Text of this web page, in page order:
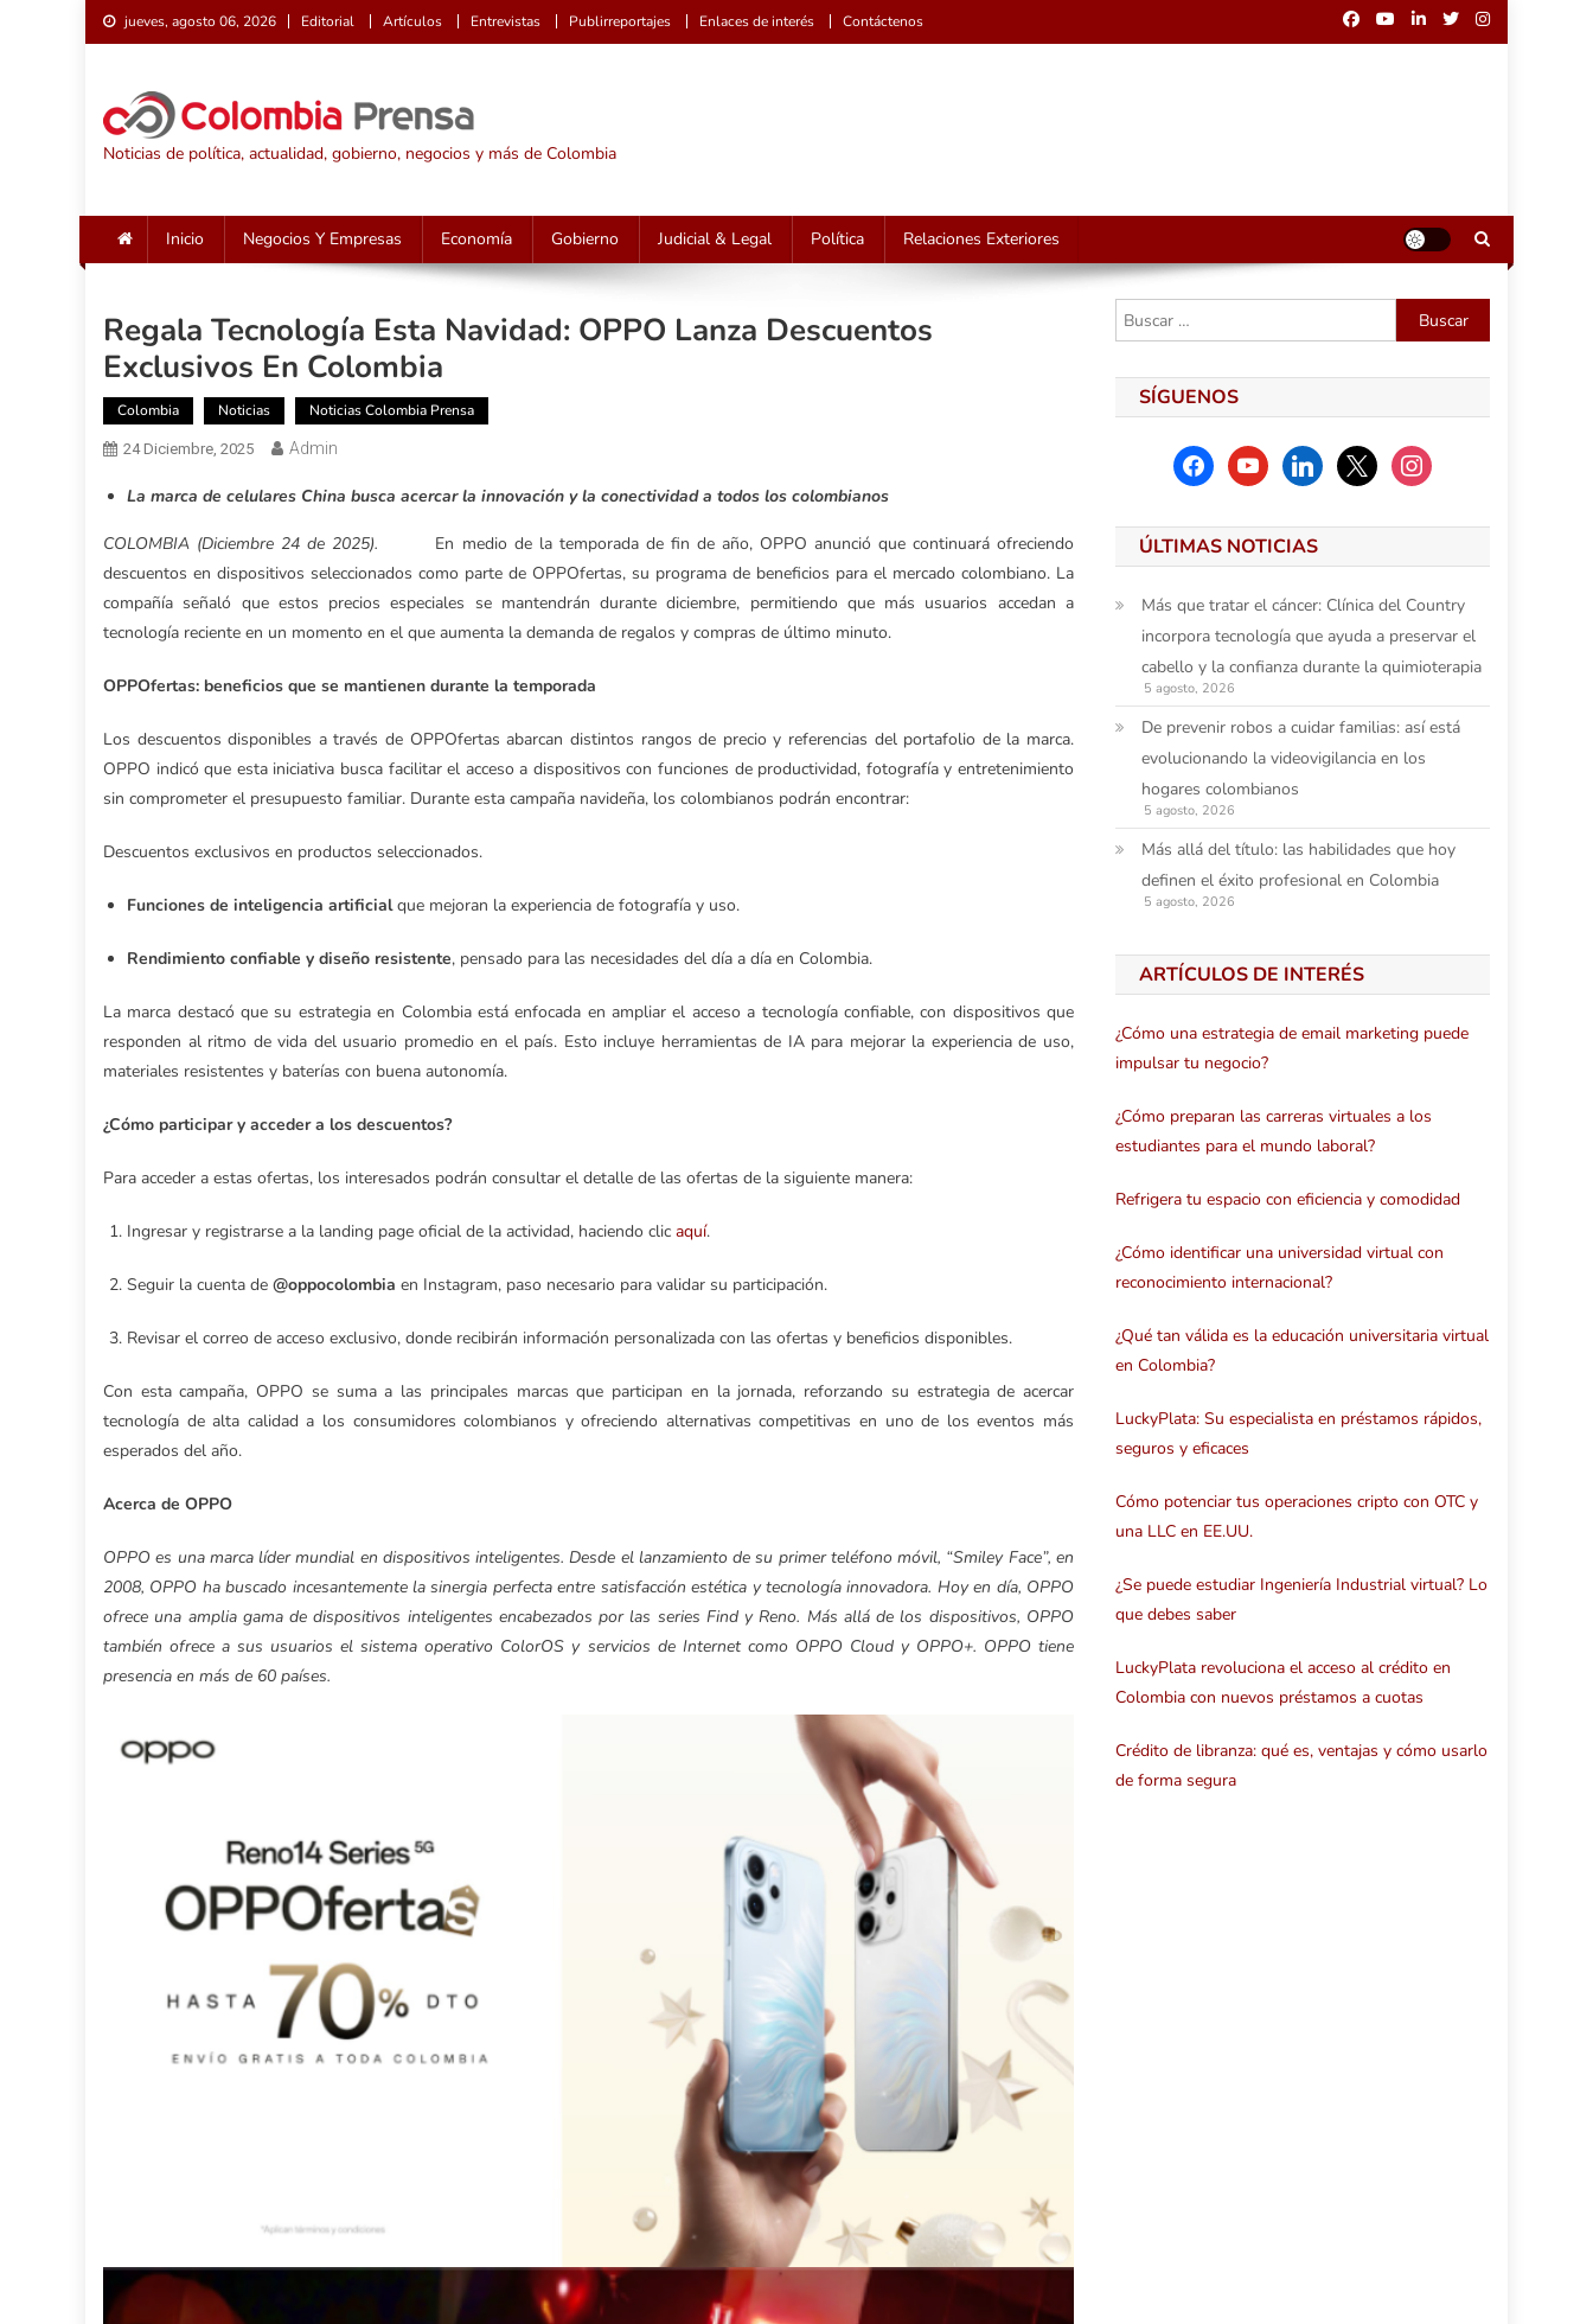
Saltar
al
jueves, agosto 06, 2026 Editorial Artículos Entrevistas Publirreportajes Enlaces de interés Contáctenos
Noticias de política, actualidad, gobierno, negocios y más de Colombia
Inicio Negocios Y Empresas Economía Gobierno Judicial & Legal Política Relaciones Exteriores
Regala Tecnología Esta Navidad: OPPO Lanza Descuentos
Exclusivos En Colombia
Colombia Noticias Noticias Colombia Prensa
24 Diciembre, 2025 Admin
La marca de celulares China busca acercar la innovación y la conectividad a todos los colombianos
COLOMBIA (Diciembre 24 de 2025). En medio de la temporada de fin de año, OPPO anunció que continuará ofreciendo
descuentos en dispositivos seleccionados como parte de OPPOfertas, su programa de beneficios para el mercado colombiano. La
compañía señaló que estos precios especiales se mantendrán durante diciembre, permitiendo que más usuarios accedan a
tecnología reciente en un momento en el que aumenta la demanda de regalos y compras de último minuto.
OPPOfertas: beneficios que se mantienen durante la temporada
Los descuentos disponibles a través de OPPOfertas abarcan distintos rangos de precio y referencias del portafolio de la marca.
OPPO indicó que esta iniciativa busca facilitar el acceso a dispositivos con funciones de productividad, fotografía y entretenimiento
sin comprometer el presupuesto familiar. Durante esta campaña navideña, los colombianos podrán encontrar:
Descuentos exclusivos en productos seleccionados.
Funciones de inteligencia artificialque mejoran la experiencia de fotografía y uso.
Rendimiento confiable y diseño resistente, pensado para las necesidades del día a día en Colombia.
La marca destacó que su estrategia en Colombia está enfocada en ampliar el acceso a tecnología confiable, con dispositivos que
responden al ritmo de vida del usuario promedio en el país. Esto incluye herramientas de IA para mejorar la experiencia de uso,
materiales resistentes y baterías con buena autonomía.
¿Cómo participar y acceder a los descuentos?
Para acceder a estas ofertas, los interesados podrán consultar el detalle de las ofertas de la siguiente manera:
Ingresar y registrarse a la landing page oficial de la actividad, haciendo clic aquí.
Seguir la cuenta de @oppocolombia en Instagram, paso necesario para validar su participación.
Revisar el correo de acceso exclusivo, donde recibirán información personalizada con las ofertas y beneficios disponibles.
Con esta campaña, OPPO se suma a las principales marcas que participan en la jornada, reforzando su estrategia de acercar
tecnología de alta calidad a los consumidores colombianos y ofreciendo alternativas competitivas en uno de los eventos más
esperados del año.
Acerca de OPPO
OPPO es una marca líder mundial en dispositivos inteligentes. Desde el lanzamiento de su primer teléfono móvil, “Smiley Face”, en
2008, OPPO ha buscado incesantemente la sinergia perfecta entre satisfacción estética y tecnología innovadora. Hoy en día, OPPO
ofrece una amplia gama de dispositivos inteligentes encabezados por las series Find y Reno. Más allá de los dispositivos, OPPO
también ofrece a sus usuarios el sistema operativo ColorOS y servicios de Internet como OPPO Cloud y OPPO+. OPPO tiene
presencia en más de 60 países.
Buscar:
SÍGUENOS
facebookyoutubelinkedinx instagram
ÚLTIMAS NOTICIAS
Más que tratar el cáncer: Clínica del Country
incorpora tecnología que ayuda a preservar el
cabello y la confianza durante la quimioterapia
5 agosto, 2026
De prevenir robos a cuidar familias: así está
evolucionando la videovigilancia en los
hogares colombianos
5 agosto, 2026
Más allá del título: las habilidades que hoy
definen el éxito profesional en Colombia
5 agosto, 2026
ARTÍCULOS DE INTERÉS
¿Cómo una estrategia de email marketing puede
impulsar tu negocio?
¿Cómo preparan las carreras virtuales a los
estudiantes para el mundo laboral?
Refrigera tu espacio con eficiencia y comodidad
¿Cómo identificar una universidad virtual con
reconocimiento internacional?
¿Qué tan válida es la educación universitaria virtual
en Colombia?
LuckyPlata: Su especialista en préstamos rápidos,
seguros y eficaces
Cómo potenciar tus operaciones cripto con OTC y
una LLC en EE.UU.
¿Se puede estudiar Ingeniería Industrial virtual? Lo
que debes saber
LuckyPlata revoluciona el acceso al crédito en
Colombia con nuevos préstamos a cuotas
Crédito de libranza: qué es, ventajas y cómo usarlo
de forma segura